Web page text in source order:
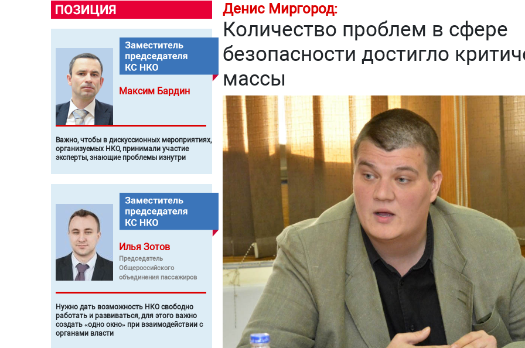
Максим Бардин
Важно, чтобы в дискуссионных мероприятиях,
организуемых НКО, принимали участие
эксперты, знающие проблемы изнутри
Илья Зотов
Председатель
Общероссийского
объединения пассажиров
Нужно дать возможность НКО свободно
работать и развиваться, для этого важно
создать «одно окно» при взаимодействии с
органами власти
Денис Миргород:
Количество проблем в сфере
безопасности достигло
массы